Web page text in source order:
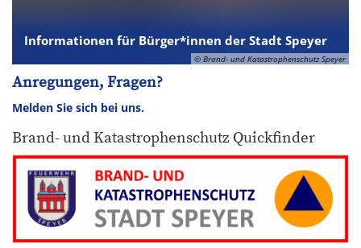
© Brand- und Katastrophenschutz Speyer
Informationen für Bürger*innen der Stadt Speyer
Anregungen, Fragen?
Melden Sie sich bei uns.
Brand- und Katastrophenschutz Quickfinder